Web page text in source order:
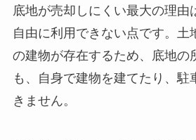
底地が売却しにくい最大の理由
自由に利用できない点です。土
の建物が存在するため、底地の
も、自身で建物を建てたり、駐
きません。